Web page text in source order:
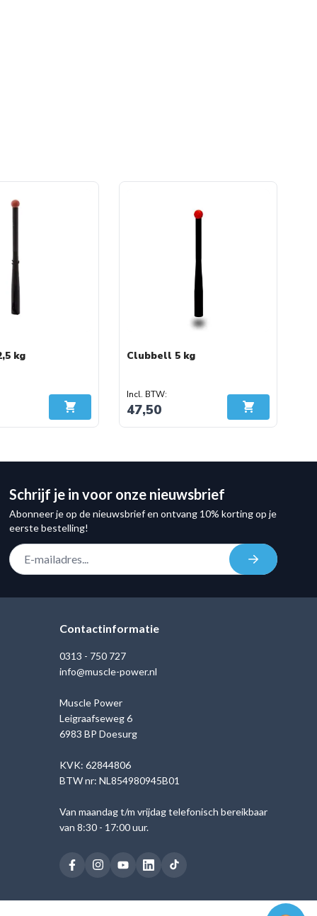
kg
In Winkelwagen
Clubbell 5 kg
47,50 In
Schrijf je in voor onze nieuwsbrief
Abonneer je op de nieuwsbrief en ontvang 10% korting op je
eerste bestelling!
E-mail adres
Inschrijven
Contactinformatie
0313 - 750 727
info@muscle-power.nl
Muscle Power
Leigraafseweg 6
6983 BP Doesurg
KVK: 62844806
BTW nr: NL854980945B01
Van maandag t/m vrijdag telefonisch bereikbaar
van 8:30 - 17:00 uur.